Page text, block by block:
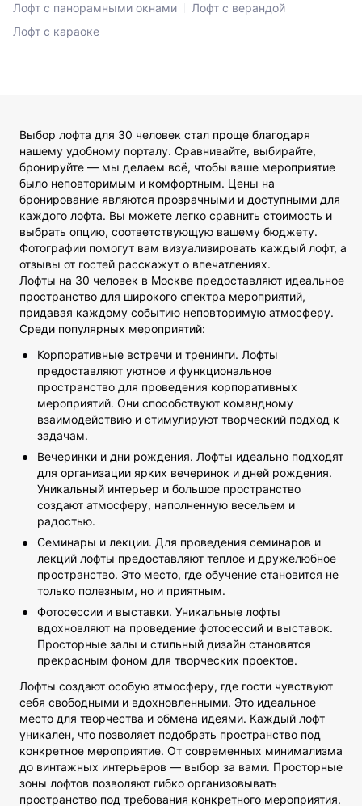
Лофт с панорамными окнами
Лофт с верандой
Лофт с караоке
Выбор лофта для 30 человек стал проще благодаря
нашему удобному порталу. Сравнивайте, выбирайте,
бронируйте — мы делаем всё, чтобы ваше мероприятие
было неповторимым и комфортным. Цены на
бронирование являются прозрачными и доступными для
каждого лофта. Вы можете легко сравнить стоимость и
выбрать опцию, соответствующую вашему бюджету.
Фотографии помогут вам визуализировать каждый лофт, а
отзывы от гостей расскажут о впечатлениях.
Лофты на 30 человек в Москве предоставляют идеальное
пространство для широкого спектра мероприятий,
придавая каждому событию неповторимую атмосферу.
Среди популярных мероприятий:
Корпоративные встречи и тренинги. Лофты
предоставляют уютное и функциональное
пространство для проведения корпоративных
мероприятий. Они способствуют командному
взаимодействию и стимулируют творческий подход к
задачам.
Вечеринки и дни рождения. Лофты идеально подходят
для организации ярких вечеринок и дней рождения.
Уникальный интерьер и большое пространство
создают атмосферу, наполненную весельем и
радостью.
Семинары и лекции. Для проведения семинаров и
лекций лофты предоставляют теплое и дружелюбное
пространство. Это место, где обучение становится не
только полезным, но и приятным.
Фотосессии и выставки. Уникальные лофты
вдохновляют на проведение фотосессий и выставок.
Просторные залы и стильный дизайн становятся
прекрасным фоном для творческих проектов.
Лофты создают особую атмосферу, где гости чувствуют
себя свободными и вдохновленными. Это идеальное
место для творчества и обмена идеями. Каждый лофт
уникален, что позволяет подобрать пространство под
конкретное мероприятие. От современных минимализма
до винтажных интерьеров — выбор за вами. Просторные
зоны лофтов позволяют гибко организовывать
пространство под требования конкретного мероприятия.